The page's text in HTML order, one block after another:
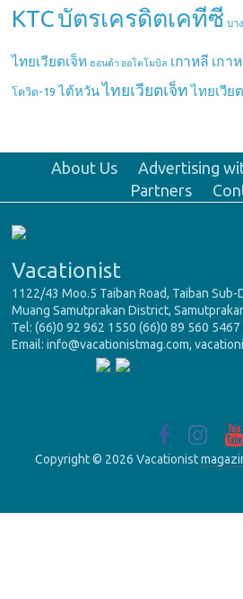
KTCบัตรเครดิตเคทีซี บา
ไทยเวียตเจ็ท ฮอนด้า ออโตโมบิล เกาหลี เกา
โควิด-19 ไต้หวัน ไทยเวียตเจ็ท ไทยเวีย
About Us Advertising
Partners
Vacationist
1122/43 Moo.5 Taiban Road, Taiban Sub-
Muang Samutprakan District,
Tel: (66)0 92 962 1550 (66)0 89 560
Email: info@vacationistmag.com,
Copyright © 2026 Vacationist